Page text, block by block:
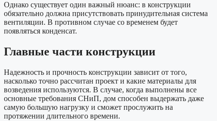
Однако существует один важный нюанс: в конструкции
обязательно должна присутствовать принудительная система
вентиляции. В противном случае со временем будет
появляться конденсат.
Главные части конструкции
Надежность и прочность конструкции зависит от того,
насколько точно рассчитан проект и какие материалы для
возведения используются. В случае, когда выполнены все
основные требования СНиП, дом способен выдержать даже
самую большую нагрузку и сможет прослужить на
протяжении длительного времени.